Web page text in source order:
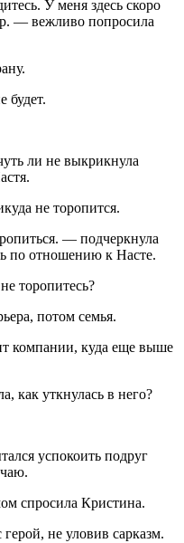
У меня здесь скоро
— вежливо попросила
будет.
ли не выкрикнула
не торопится.
— подчеркнула
по отношению к Насте.
торопитесь?
потом семья.
компании, куда еще выше
как уткнулась в него?
успокоить подруг
спросила Кристина.
не уловив сарказм.